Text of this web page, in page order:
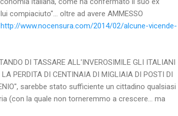
compiaciuto"... oltre ad avere AMMESSO
http://www.nocensura.com/2014/02/alcune-vicende-
DI TASSARE ALL'INVEROSIMILE GLI ITALIANI
PERDITA DI CENTINAIA DI MIGLIAIA DI POSTI DI
sarebbe stato sufficiente un cittadino qualsiasi
(con la quale non torneremmo a crescere... ma